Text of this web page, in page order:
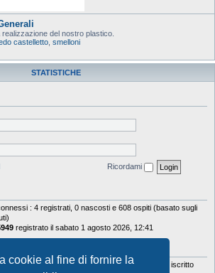
cookie al fine di fornire la
del nostro plastico.
castelletto smelloni
STATISTICHE
Ricordami
: 4 registrati, 0 nascosti e 608 ospiti (basato sugli
registrato il sabato 1 agosto 2026, 12:41
argomenti 9878• Totale iscritti 5630
• Ultimo iscritto